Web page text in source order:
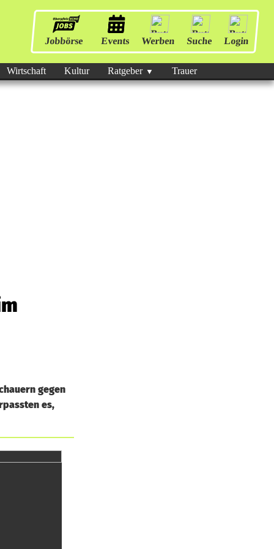
Jobbörse Events Werben Suche Login
Wirtschaft Kultur Ratgeber Trauer
gegen
es,